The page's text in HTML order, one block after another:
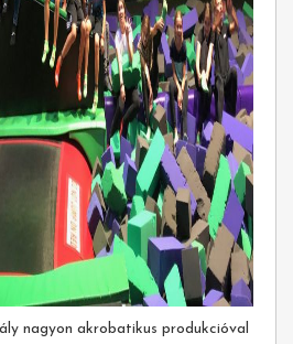
nagyon akrobatikus produkcióval